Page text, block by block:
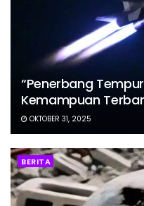
“Penerbang
Kemampuan
OKTOBER 31, 2025
BERITA